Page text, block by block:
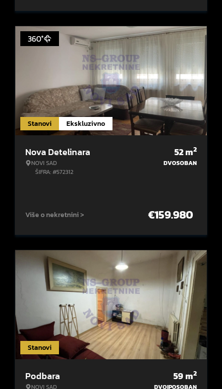
Stanovi Ekskluzivno
360°
Nova Detelinara
NOVI SAD
ŠIFRA: #572312
52m2
DVOSOBAN
Više o nekretnini > €159.980
Stanovi
Podbara
NOVI SAD
59m2
DVOIPOSOBAN